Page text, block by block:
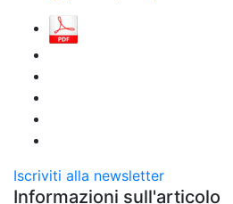
Iscriviti alla newsletter
Informazioni sull'articolo